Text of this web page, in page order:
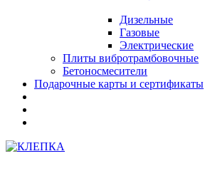
Дизельные
Газовые
Электрические
Плиты вибротрамбовочные
Бетоносмесители
Подарочные карты и сертификаты